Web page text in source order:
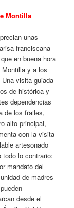
Montilla
unas
franciscana
en buena hora
y a los
visita guiada
de histórica y
dependencias
de los frailes,
alto principal,
con la visita
artesonado
todo lo contrario:
mandato del
de madres
desde el